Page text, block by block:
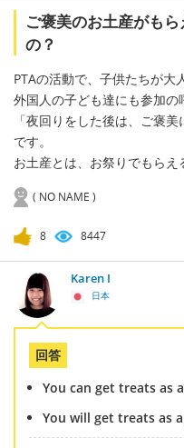
ご褒美のお土産がも
の？
PTAの活動で、子供たちが大
外国人の子ども達にも参加の
「夜回りをした後は、ご褒
です。
お土産とは、お祭りでもらえ
( NO NAME )
8 8447
Karen I
日本
回答
You can get treats as
You will get treats as